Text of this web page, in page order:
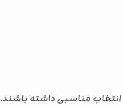
انتخاب مناسبی داشته باشند.